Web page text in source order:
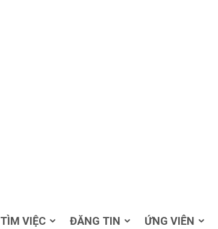
TÌM VIỆC ĐĂNG TIN ỨNG VIÊN